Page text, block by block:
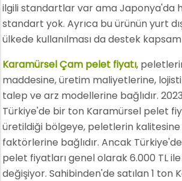
ilgili standartlar var ama Japonya'da
standart yok. Ayrıca bu ürünün yurt
ülkede kullanılması da destek
Karamürsel Çam pelet fiyatı,
maddesine, üretim maliyetlerine,
talep ve arz modellerine bağlıdır. 2023
Türkiye'de bir ton Karamürsel pelet
üretildiği bölgeye, peletlerin
faktörlerine bağlıdır. Ancak
pelet fiyatları genel olarak 6.000 TL ile
değişiyor. Sahibinden'de satılan 1 ton